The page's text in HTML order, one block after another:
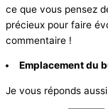
ce que vous pensez
précieux pour faire
commentaire !
Emplacement du
Je vous réponds